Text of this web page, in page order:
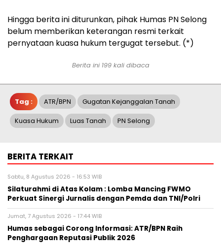
Hingga berita ini diturunkan, pihak Humas PN Selong
belum memberikan keterangan resmi terkait
pernyataan kuasa hukum tergugat tersebut. (*)
Berita ini 199 kali dibaca
Tag : ATR/BPN Gugatan Kejanggalan Tanah
Kuasa Hukum Luas Tanah PN Selong
BERITA TERKAIT
Sabtu, 8 Agustus 2026 - 16:53 WIB
Silaturahmi di Atas Kolam : Lomba Mancing FWMO
Perkuat Sinergi Jurnalis dengan Pemda dan TNI/Polri
Jumat, 7 Agustus 2026 - 17:44 WIB
Humas sebagai Corong Informasi: ATR/BPN Raih
Penghargaan Reputasi Publik 2026